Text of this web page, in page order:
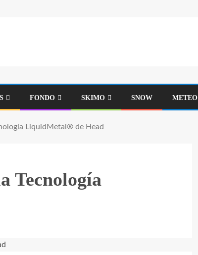
FONDO SKIMO SNOW METEO
LiquidMetal® de Head
Tecnología